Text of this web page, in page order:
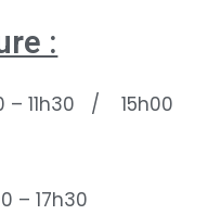
:
– 11h30 / 15h00
– 17h30